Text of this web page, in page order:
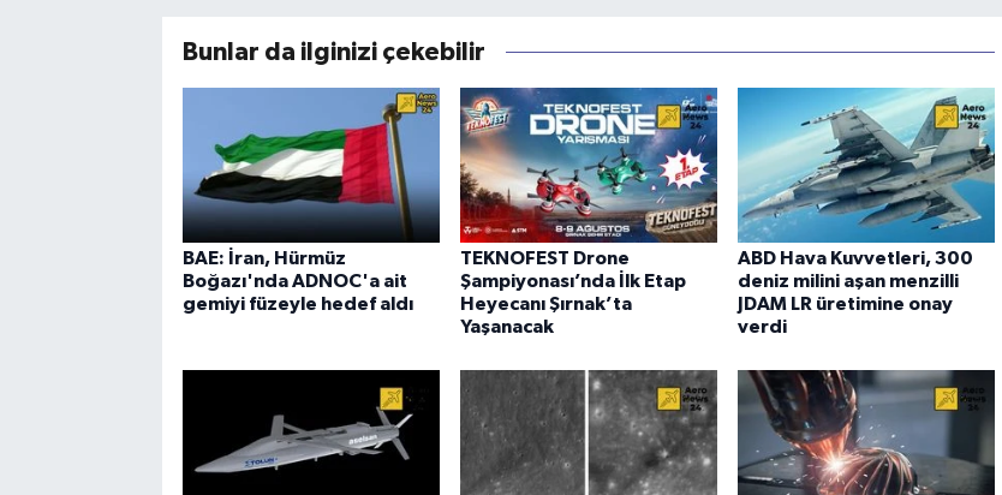
Bunlar da ilginizi çekebilir
BAE: İran, Hürmüz
Boğazı'nda ADNOC'a ait
gemiyi füzeyle hedef aldı
TEKNOFEST Drone
Şampiyonası’nda İlk Etap
Heyecanı Şırnak’ta
Yaşanacak
ABD Hava Kuvvetleri, 300
deniz milini aşan menzilli
JDAM LR üretimine onay
verdi